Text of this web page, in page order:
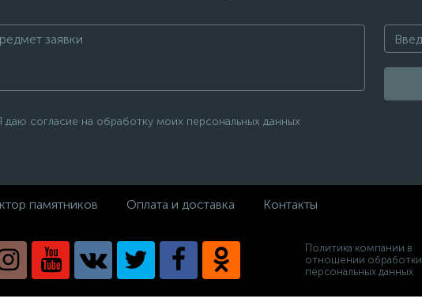
даю согласие на обработку моих персональных данных
памятников Оплата и доставка Контакты
Политика компании в
отношении обработки
персональных данных